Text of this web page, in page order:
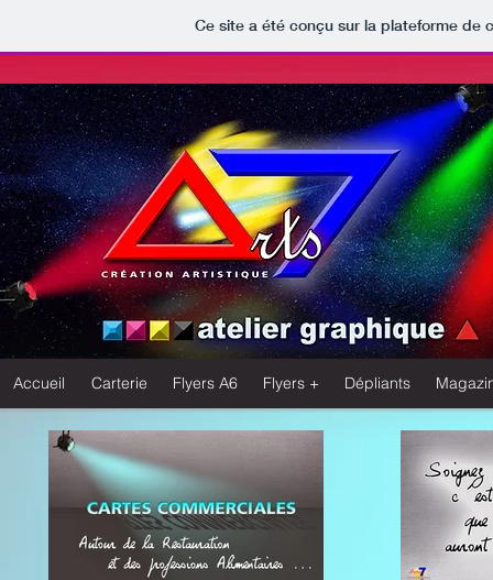
Ce site a été conçu sur la plateforme de
Accueil Carterie Flyers A6 Flyers + Dépliants